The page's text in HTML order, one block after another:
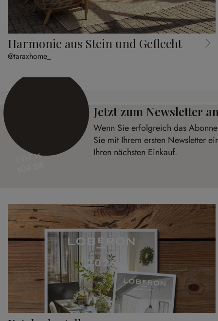
Harmonie aus Stein und Geflecht
@taraxhome_
CHF 15
Jetzt zum Newsletter
Wenn Sie erfolgreich das
Sie mit Ihrem ersten Newsletter
Ihren nächsten Einkauf.